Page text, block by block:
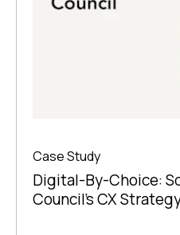
Case Study
Digital-By-Choice:
Council’s CX